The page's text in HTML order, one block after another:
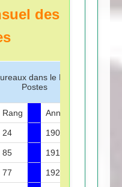
des
dans le Bulletin
Postes
Rang Année
24 1908
85 1913
77 1922